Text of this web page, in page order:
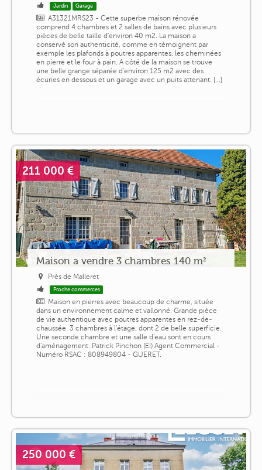
Jardin Garage
A31321MRS23 - Cette superbe maison rénovée
comprend 4 chambres et 2 salles de bains avec plusieurs
pièces de belle taille d'environ 40 m2. La maison a
conservé son authenticité, comme en témoignent par
exemple les plafonds à poutres apparentes, les cheminées
en pierre et le four à pain. A côté de la maison se trouve
une belle grange séparée d'environ 125 m2 avec des
écuries en dessous et un garage avec un puits attenant. [...]
211 000 €
Maison a vendre 3 chambres 140 m²
Près de Malleret
Proche commerces
Maison en pierres avec beaucoup de charme, située
dans un environnement calme et vallonné. Grande pièce
de vie authentique avec poutres apparentes en rez-de-
chaussée. 3 chambres à l'étage, dont 2 de belle superficie.
Une seconde chambre et une salle d'eau sont en cours
d'aménagement. Patrick Pinchon (EI) Agent Commercial -
Numéro RSAC : 808949804 - GUERET.
250 000 €